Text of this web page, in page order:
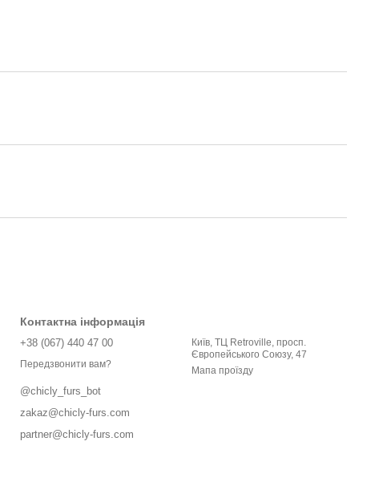
Контактна інформація
+38 (067) 440 47 00
Передзвонити вам?
@chicly_furs_bot
zakaz@chicly-furs.com
partner@chicly-furs.com
Київ, ТЦ Retroville, просп.
Європейського Союзу, 47
Мапа проїзду